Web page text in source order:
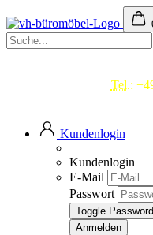
Tel.:
Kundenlogin
Kundenlogin
E-Mail
Passwort
Toggle